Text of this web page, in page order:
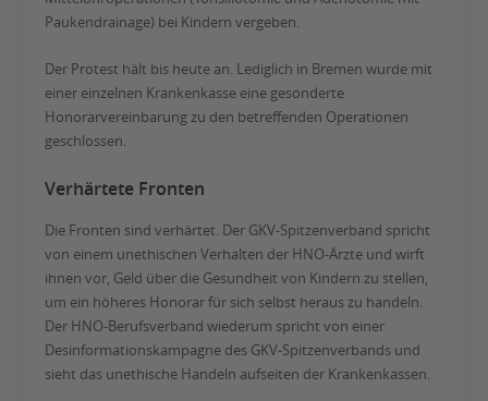
Paukendrainage) bei Kindern vergeben.
Der Protest hält bis heute an. Lediglich in Bremen wurde mit
einer einzelnen Krankenkasse eine gesonderte
Honorarvereinbarung zu den betreffenden Operationen
geschlossen.
Verhärtete Fronten
Die Fronten sind verhärtet. Der GKV-Spitzenverband spricht
von einem unethischen Verhalten der HNO-Ärzte und wirft
ihnen vor, Geld über die Gesundheit von Kindern zu stellen,
um ein höheres Honorar für sich selbst heraus zu handeln.
Der HNO-Berufsverband wiederum spricht von einer
Desinformationskampagne des GKV-Spitzenverbands und
sieht das unethische Handeln aufseiten der Krankenkassen.